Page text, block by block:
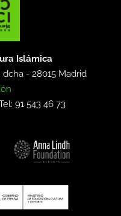
Islámica
dcha -28015 Madrid
91 543 46 73